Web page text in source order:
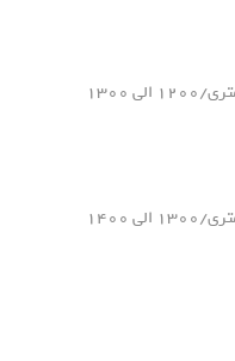
✳️ یونولیت تیرچه کرومیت یک متری/۱۲۰۰ الی ۱۳۰۰
✳️ یونولیت تیرچه کرومیت یک متری/۱۳۰۰ الی ۱۴۰۰